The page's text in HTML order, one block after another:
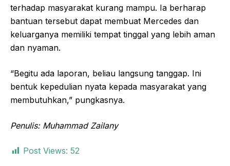
terhadap masyarakat kurang mampu. Ia berharap
bantuan tersebut dapat membuat Mercedes dan
keluarganya memiliki tempat tinggal yang lebih aman
dan nyaman.
“Begitu ada laporan, beliau langsung tanggap. Ini
bentuk kepedulian nyata kepada masyarakat yang
membutuhkan,” pungkasnya.
Penulis: Muhammad Zailany
Post Views: 52